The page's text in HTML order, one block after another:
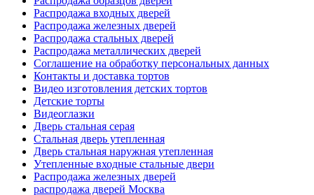
Распродажа входных дверей
Распродажа железных дверей
Распродажа стальных дверей
Распродажа металлических дверей
Соглашение на обработку персональных данных
Контакты и доставка тортов
Видео изготовления детских тортов
Детские торты
Видеоглазки
Дверь стальная серая
Стальная дверь утепленная
Дверь стальная наружная утепленная
Утепленные входные стальные двери
Распродажа железных дверей
распродажа дверей Москва